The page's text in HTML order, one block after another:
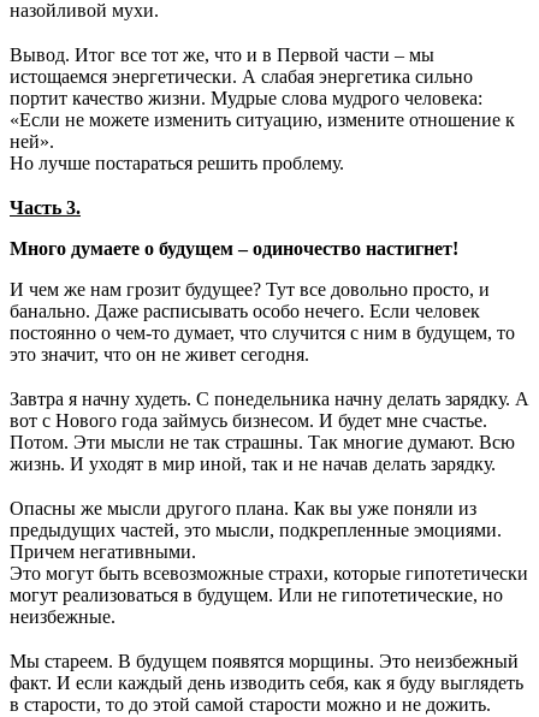
назойливой мухи.
Вывод. Итог все тот же, что и в Первой части – мы
истощаемся энергетически. А слабая энергетика сильно
портит качество жизни. Мудрые слова мудрого человека:
«Если не можете изменить ситуацию, измените отношение к
ней».
Но лучше постараться решить проблему.
Часть 3.
Много думаете о будущем – одиночество настигнет!
И чем же нам грозит будущее? Тут все довольно просто, и
банально. Даже расписывать особо нечего. Если человек
постоянно о чем-то думает, что случится с ним в будущем, то
это значит, что он не живет сегодня.
Завтра я начну худеть. С понедельника начну делать зарядку. А
вот с Нового года займусь бизнесом. И будет мне счастье.
Потом. Эти мысли не так страшны. Так многие думают. Всю
жизнь. И уходят в мир иной, так и не начав делать зарядку.
Опасны же мысли другого плана. Как вы уже поняли из
предыдущих частей, это мысли, подкрепленные эмоциями.
Причем негативными.
Это могут быть всевозможные страхи, которые гипотетически
могут реализоваться в будущем. Или не гипотетические, но
неизбежные.
Мы стареем. В будущем появятся морщины. Это неизбежный
факт. И если каждый день изводить себя, как я буду выглядеть
в старости, то до этой самой старости можно и не дожить.